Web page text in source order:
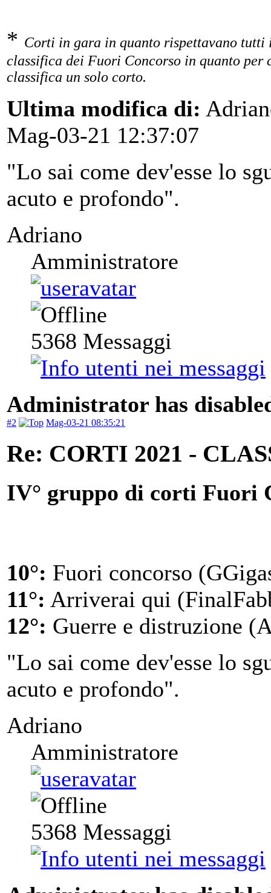
* Corti in gara in quanto rispettavano tutti
classifica dei Fuori Concorso in quanto
classifica un solo corto.
Ultima modifica di:
Mag-03-21 12:37:07
"Lo sai come dev'esse lo
acuto e profondo".
Adriano
Amministratore
5368 Messaggi
Administrator has
#2 Mag-03-21 08:35:21
Re: CORTI 2021 -
IV° gruppo di corti Fuori
10°: Fuori concorso
11°: Arriverai qui
12°: Guerre e distruzione
"Lo sai come dev'esse lo
acuto e profondo".
Adriano
Amministratore
5368 Messaggi